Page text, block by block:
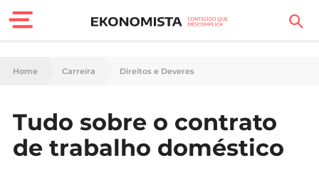
Finanças Pessoais
Carreira
Home Carreira Direitos e Deveres
Tudo sobre o contrato
de trabalho doméstico